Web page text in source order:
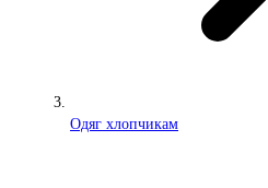
Одяг хлопчикам